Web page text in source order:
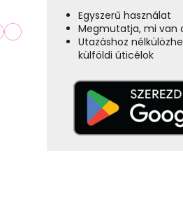
Egyszerű használat
Megmutatja, mi van
Utazáshoz
külföldi úticélok